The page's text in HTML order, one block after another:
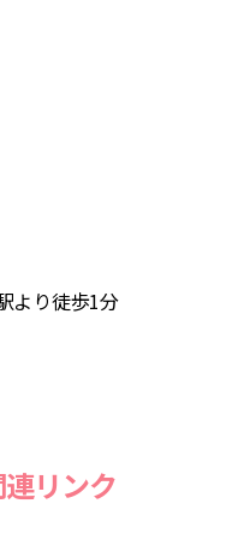
より徒歩1分
リンク